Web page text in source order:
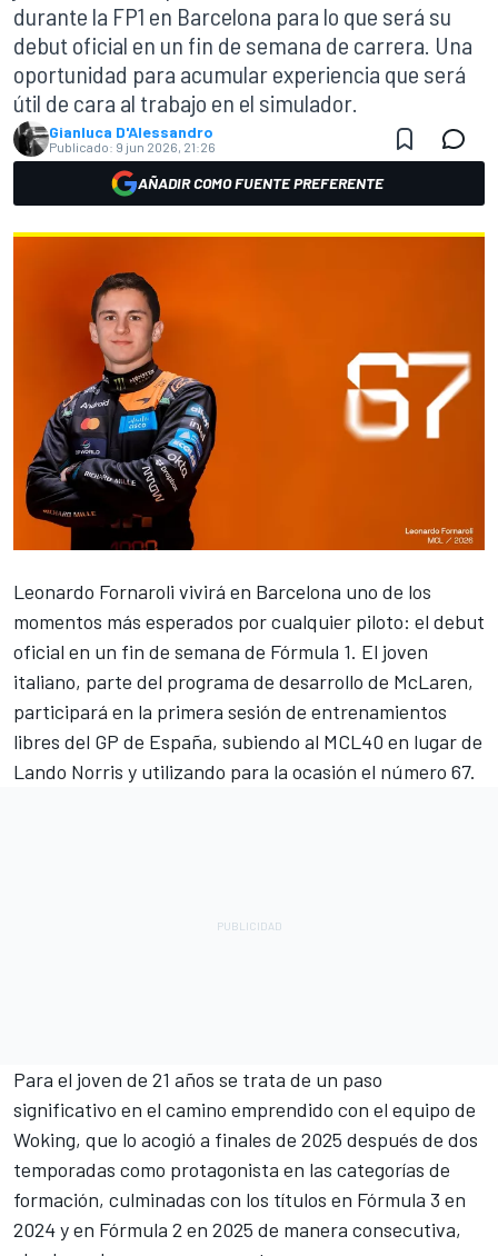
durante la FP1 en Barcelona para lo que será su
debut oficial en un fin de semana de carrera. Una
oportunidad para acumular experiencia que será
útil de cara al trabajo en el simulador.
Gianluca D'Alessandro
Publicado: 9 jun 2026, 21:26
AÑADIR COMO FUENTE PREFERENTE
Leonardo Fornaroli vivirá en Barcelona uno de los
momentos más esperados por cualquier piloto: el debut
oficial en un fin de semana de Fórmula 1. El joven
italiano, parte del programa de desarrollo de McLaren,
participará en la primera sesión de entrenamientos
libres del GP de España, subiendo al MCL40 en lugar de
Lando Norris y utilizando para la ocasión el número 67.
Para el joven de 21 años se trata de un paso
significativo en el camino emprendido con el equipo de
Woking, que lo acogió a finales de 2025 después de dos
temporadas como protagonista en las categorías de
formación, culminadas con los títulos en Fórmula 3 en
2024 y en Fórmula 2 en 2025 de manera consecutiva,